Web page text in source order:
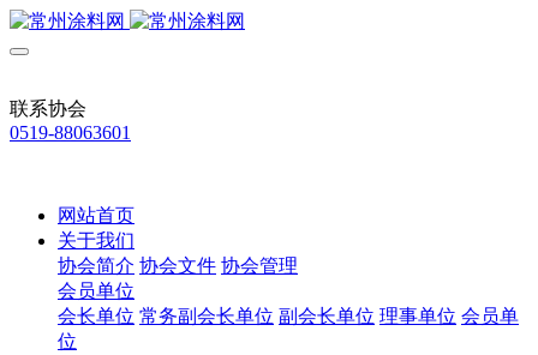
联系协会
0519-88063601
网站首页
关于我们
协会简介 协会文件 协会管理
会员单位
会长单位 常务副会长单位 副会长单位 理事单位 会员单
位